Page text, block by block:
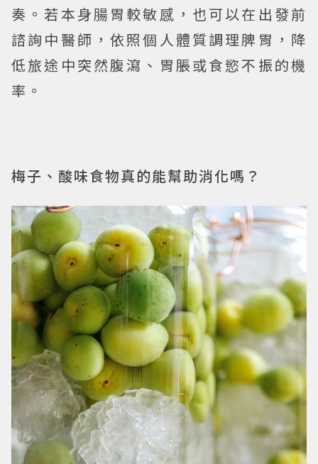
奏。若本身腸胃較敏感，也可以在出發前
諮詢中醫師，依照個人體質調理脾胃，降
低旅途中突然腹瀉、胃脹或食慾不振的機
率。
梅子、酸味食物真的能幫助消化嗎？